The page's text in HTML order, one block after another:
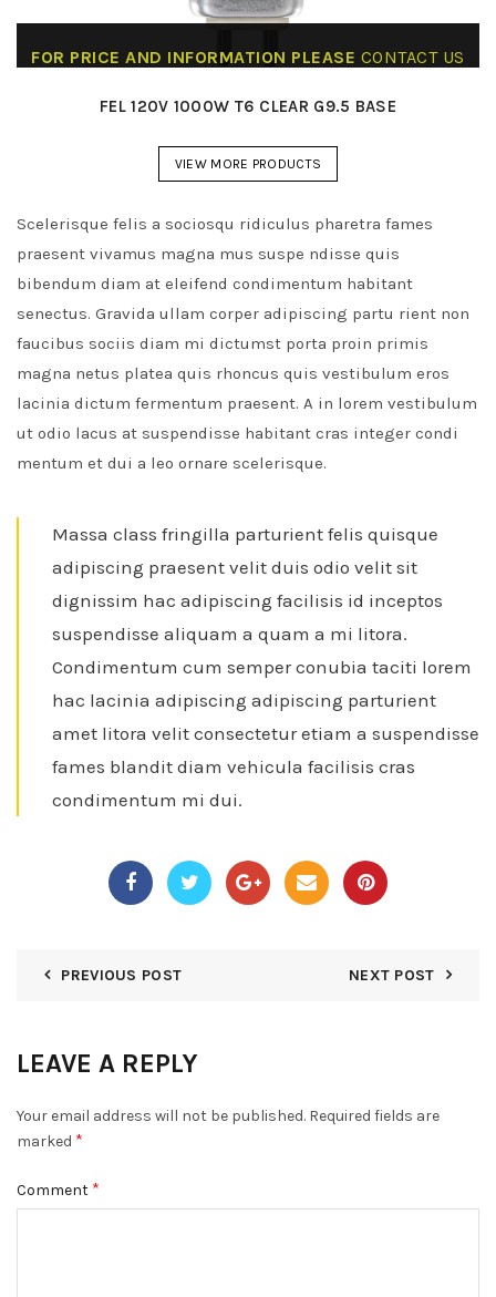
FOR PRICE AND INFORMATION PLEASE CONTACT US
FEL 120V 1000W T6 CLEAR G9.5 BASE
VIEW MORE PRODUCTS
Scelerisque felis a sociosqu ridiculus pharetra fames
praesent vivamus magna mus suspe ndisse quis
bibendum diam at eleifend condimentum habitant
senectus. Gravida ullam corper adipiscing partu rient non
faucibus sociis diam mi dictumst porta proin primis
magna netus platea quis rhoncus quis vestibulum eros
lacinia dictum fermentum praesent. A in lorem vestibulum
ut odio lacus at suspendisse habitant cras integer condi
mentum et dui a leo ornare scelerisque.
Massa class fringilla parturient felis quisque
adipiscing praesent velit duis odio velit sit
dignissim hac adipiscing facilisis id inceptos
suspendisse aliquam a quam a mi litora.
Condimentum cum semper conubia taciti lorem
hac lacinia adipiscing adipiscing parturient
amet litora velit consectetur etiam a suspendisse
fames blandit diam vehicula facilisis cras
condimentum mi dui.
PREVIOUS POST NEXT POST
LEAVE A REPLY
Your email address will not be published. Required fields are
marked *
Comment *